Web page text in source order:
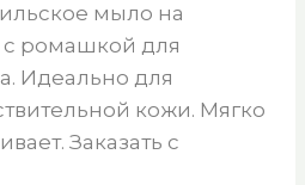
мыло на
ромашкой для
Идеально для
кожи. Мягко
Заказать с